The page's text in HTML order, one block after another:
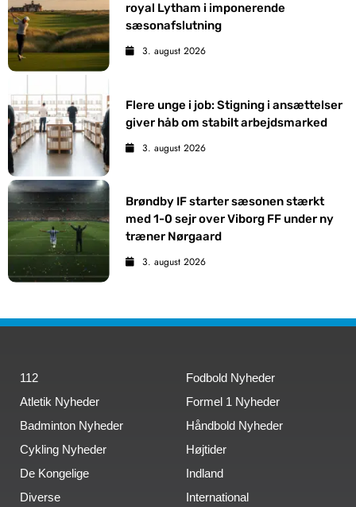
royal Lytham i imponerende
sæsonafslutning
3. august 2026
Flere unge i job: Stigning i ansættelser
giver håb om stabilt arbejdsmarked
3. august 2026
Brøndby IF starter sæsonen stærkt
med 1-0 sejr over Viborg FF under ny
træner Nørgaard
3. august 2026
112
Atletik Nyheder
Badminton Nyheder
Cykling Nyheder
De Kongelige
Diverse
Fodbold Nyheder
Formel 1 Nyheder
Håndbold Nyheder
Højtider
Indland
International